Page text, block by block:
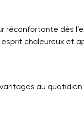
réconfortante dès
chaleureux et
au quotidien